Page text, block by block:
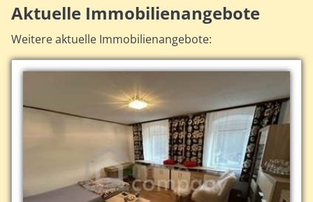
Aktuelle Immobilienangebote
Weitere aktuelle Immobilienangebote: